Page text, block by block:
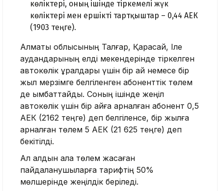
көліктері, оның ішінде тіркемелі жүк
көліктері мен ершікті тартқыштар – 0,44 АЕК
(1903 теңге).
Алматы облысының Талғар, Қарасай, Іле
аудандарының елді мекендерінде тіркелген
автокөлік құралдары үшін бір ай немесе бір
жыл мерзімге белгіленген абоненттік төлем
де қымбаттайды. Соның ішінде жеңіл
автокөлік үшін бір айға арналған абонент 0,5
АЕК (2162 теңге) деп белгіленсе, бір жылға
арналған төлем 5 АЕК (21 625 теңге) деп
бекітілді.
Ал алдын ала төлем жасаған
пайдаланушыларға тарифтің 50%
мөлшерінде жеңілдік беріледі.